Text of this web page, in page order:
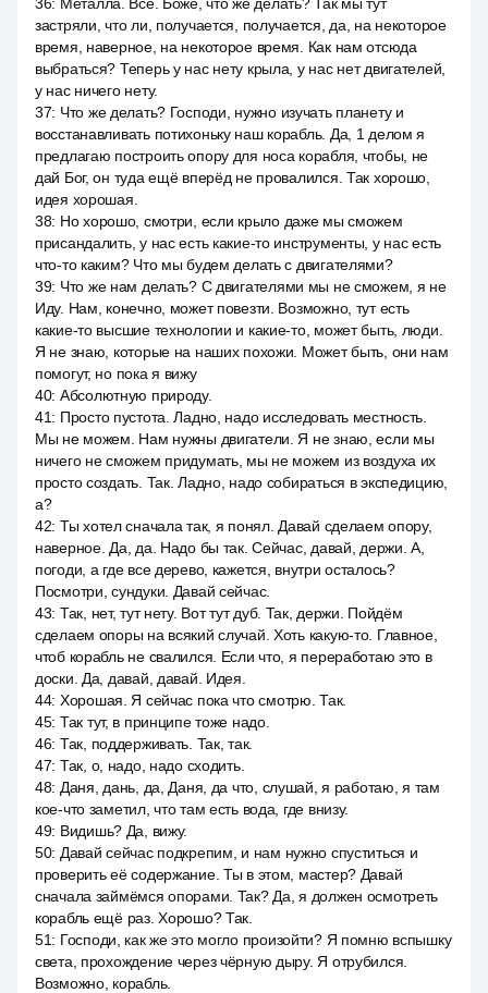
застряли, что ли, получается, получается, да, на некоторое
время, наверное, на некоторое время. Как нам отсюда
выбраться? Теперь у нас нету крыла, у нас нет двигателей,
у нас ничего нету.
37: Что же делать? Господи, нужно изучать планету и
восстанавливать потихоньку наш корабль. Да, 1 делом я
предлагаю построить опору для носа корабля, чтобы, не
дай Бог, он туда ещё вперёд не провалился. Так хорошо,
идея хорошая.
38: Но хорошо, смотри, если крыло даже мы сможем
присандалить, у нас есть какие-то инструменты, у нас есть
что-то каким? Что мы будем делать с двигателями?
39: Что же нам делать? С двигателями мы не сможем, я не
Иду. Нам, конечно, может повезти. Возможно, тут есть
какие-то высшие технологии и какие-то, может быть, люди.
Я не знаю, которые на наших похожи. Может быть, они нам
помогут, но пока я вижу
40: Абсолютную природу.
41: Просто пустота. Ладно, надо исследовать местность.
Мы не можем. Нам нужны двигатели. Я не знаю, если мы
ничего не сможем придумать, мы не можем из воздуха их
просто создать. Так. Ладно, надо собираться в экспедицию,
а?
42: Ты хотел сначала так, я понял. Давай сделаем опору,
наверное. Да, да. Надо бы так. Сейчас, давай, держи. А,
погоди, а где все дерево, кажется, внутри осталось?
Посмотри, сундуки. Давай сейчас.
43: Так, нет, тут нету. Вот тут дуб. Так, держи. Пойдём
сделаем опоры на всякий случай. Хоть какую-то. Главное,
чтоб корабль не свалился. Если что, я переработаю это в
доски. Да, давай, давай. Идея.
44: Хорошая. Я сейчас пока что смотрю. Так.
45: Так тут, в принципе тоже надо.
46: Так, поддерживать. Так, так.
47: Так, о, надо, надо сходить.
48: Даня, дань, да, Даня, да что, слушай, я работаю, я там
кое-что заметил, что там есть вода, где внизу.
49: Видишь? Да, вижу.
50: Давай сейчас подкрепим, и нам нужно спуститься и
проверить её содержание. Ты в этом, мастер? Давай
сначала займёмся опорами. Так? Да, я должен осмотреть
корабль ещё раз. Хорошо? Так.
51: Господи, как же это могло произойти? Я помню вспышку
света, прохождение через чёрную дыру. Я отрубился.
Возможно, корабль.